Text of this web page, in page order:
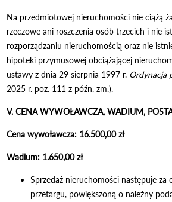
Na przedmiotowej nieruchomości nie ciążą
rzeczowe ani roszczenia osób trzecich i nie
rozporządzaniu nieruchomością oraz nie
hipoteki przymusowej obciążającej
ustawy z dnia 29 sierpnia 1997 r. Ordynacja
2025 r. poz. 111 z późn. zm.).
V. CENA WYWOŁAWCZA, WADIUM,
Cena wywoławcza: 16.500,00 zł
Wadium: 1.650,00 zł
Sprzedaż nieruchomości następuje za
przetargu, powiększoną o należny